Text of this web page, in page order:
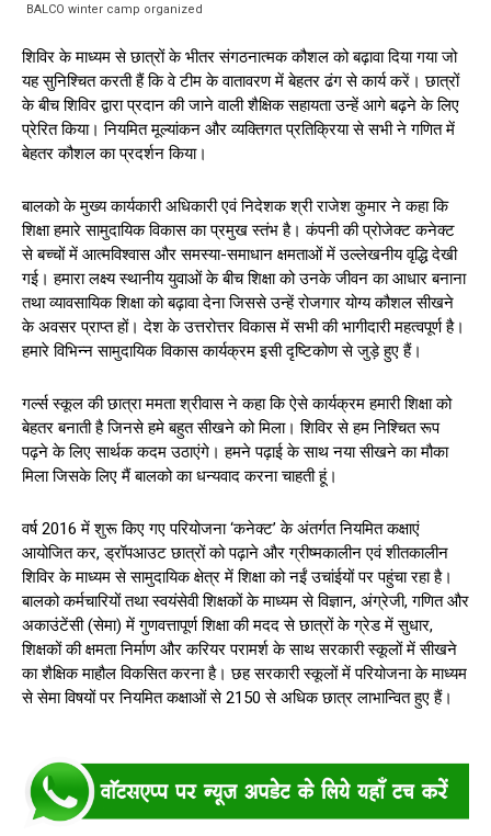
BALCO winter camp organized
शिविर के माध्यम से छात्रों के भीतर संगठनात्मक कौशल को बढ़ावा दिया गया जो
यह सुनिश्चित करती हैं कि वे टीम के वातावरण में बेहतर ढंग से कार्य करें। छात्रों
के बीच शिविर द्वारा प्रदान की जाने वाली शैक्षिक सहायता उन्हें आगे बढ़ने के लिए
प्रेरित किया। नियमित मूल्यांकन और व्यक्तिगत प्रतिक्रिया से सभी ने गणित में
बेहतर कौशल का प्रदर्शन किया।
बालको के मुख्य कार्यकारी अधिकारी एवं निदेशक श्री राजेश कुमार ने कहा कि
शिक्षा हमारे सामुदायिक विकास का प्रमुख स्तंभ है। कंपनी की प्रोजेक्ट कनेक्ट
से बच्चों में आत्मविश्वास और समस्या-समाधान क्षमताओं में उल्लेखनीय वृद्धि देखी
गई। हमारा लक्ष्य स्थानीय युवाओं के बीच शिक्षा को उनके जीवन का आधार बनाना
तथा व्यावसायिक शिक्षा को बढ़ावा देना जिससे उन्हें रोजगार योग्य कौशल सीखने
के अवसर प्राप्त हों। देश के उत्तरोत्तर विकास में सभी की भागीदारी महत्वपूर्ण है।
हमारे विभिन्न सामुदायिक विकास कार्यक्रम इसी दृष्टिकोण से जुड़े हुए हैं।
गर्ल्स स्कूल की छात्रा ममता श्रीवास ने कहा कि ऐसे कार्यक्रम हमारी शिक्षा को
बेहतर बनाती है जिनसे हमे बहुत सीखने को मिला। शिविर से हम निश्चित रूप
पढ़ने के लिए सार्थक कदम उठाएंगे। हमने पढ़ाई के साथ नया सीखने का मौका
मिला जिसके लिए मैं बालको का धन्यवाद करना चाहती हूं।
वर्ष 2016 में शुरू किए गए परियोजना ‘कनेक्ट’ के अंतर्गत नियमित कक्षाएं
आयोजित कर, ड्रॉपआउट छात्रों को पढ़ाने और ग्रीष्मकालीन एवं शीतकालीन
शिविर के माध्यम से सामुदायिक क्षेत्र में शिक्षा को नईं उचांईयों पर पहुंचा रहा है।
बालको कर्मचारियों तथा स्वयंसेवी शिक्षकों के माध्यम से विज्ञान, अंग्रेजी, गणित और
अकाउंटेंसी (सेमा) में गुणवत्तापूर्ण शिक्षा की मदद से छात्रों के ग्रेड में सुधार,
शिक्षकों की क्षमता निर्माण और करियर परामर्श के साथ सरकारी स्कूलों में सीखने
का शैक्षिक माहौल विकसित करना है। छह सरकारी स्कूलों में परियोजना के माध्यम
से सेमा विषयों पर नियमित कक्षाओं से 2150 से अधिक छात्र लाभान्वित हुए हैं।